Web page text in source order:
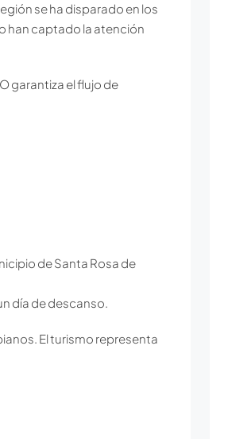
se ha disparado en los
han captado la atención
garantiza el flujo de
de Santa Rosa de
día de descanso.
El turismo representa